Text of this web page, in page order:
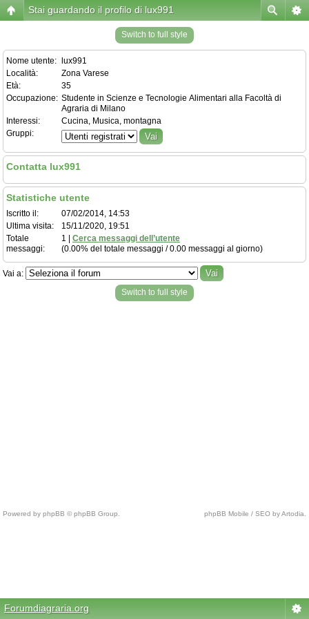
Stai guardando il profilo di lux991
Switch to full style
Nome utente:
lux991
Località:
Zona Varese
Età:
35
Occupazione: Studente in Scienze e Tecnologie Alimentari alla Facoltà di
Agraria di Milano
Interessi:
Cucina, Musica, montagna
Gruppi:
Contatta lux991
Statistiche utente
Iscritto il:
07/02/2014, 14:53
Ultima visita:
15/11/2020, 19:51
Totale
messaggi:
1 | Cerca messaggi dell’utente
(0.00% del totale messaggi / 0.00 messaggi al giorno)
Vai a:
Switch to full style
Powered by phpBB © phpBB Group. phpBB Mobile / SEO by Artodia.
p
n
Forumdiagraria.org